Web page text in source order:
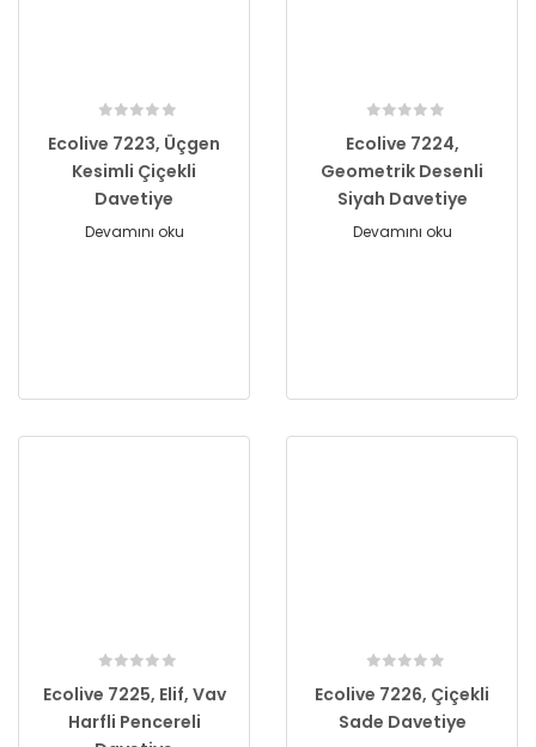
Ecolive 7223, Üçgen
Kesimli Çiçekli
Davetiye
Devamını oku
Ecolive 7224,
Geometrik Desenli
Siyah Davetiye
Devamını oku
Ecolive 7225, Elif, Vav
Harfli Pencereli
Ecolive 7226, Çiçekli
Sade Davetiye